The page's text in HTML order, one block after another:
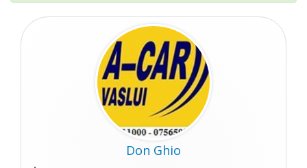
Don Ghio